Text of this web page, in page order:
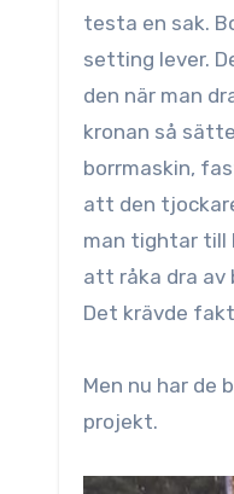
testa en sak.
setting lever.
den när man
kronan så
borrmaskin,
att den
man tightar till
att råka dra av
Det krävde
Men nu har de
projekt.